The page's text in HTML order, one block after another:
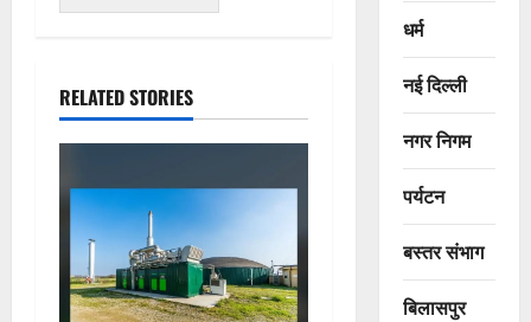
RELATED STORIES
धर्म
नई दिल्ली
नगर निगम
पर्यटन
बस्तर संभाग
बिलासपुर